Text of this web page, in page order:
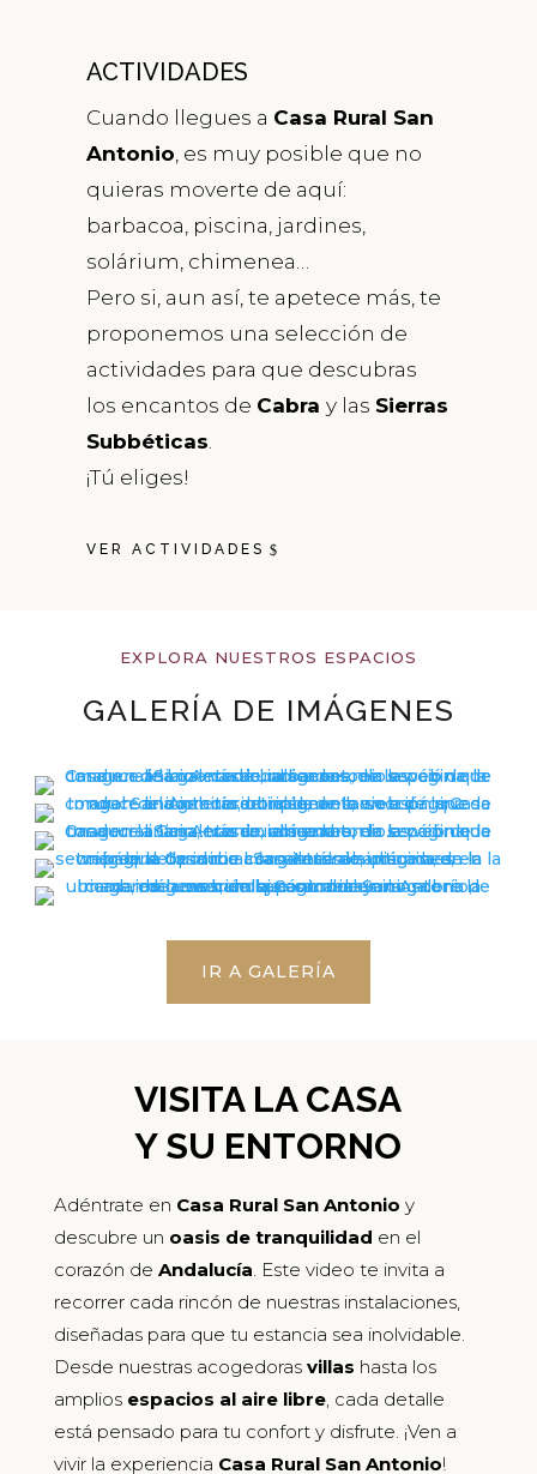
ACTIVIDADES
Cuando llegues a Casa Rural San
Antonio, es muy posible que no
quieras moverte de aquí:
barbacoa, piscina, jardines,
solárium, chimenea…
Pero si, aun así, te apetece más, te
proponemos una selección de
actividades para que descubras
los encantos de Cabray las Sierras
Subbéticas.
¡Tú eliges!
VER ACTIVIDADES
EXPLORA NUESTROS ESPACIOS
GALERÍA DE IMÁGENES
IR A GALERÍA
VISITA LA CASA
Y SU ENTORNO
Adéntrate en Casa Rural San Antonio y
descubre un oasis de tranquilidad en el
corazón de Andalucía. Este video te invita a
recorrer cada rincón de nuestras instalaciones,
diseñadas para que tu estancia sea inolvidable.
Desde nuestras acogedoras villas hasta los
amplios espacios al aire libre, cada detalle
está pensado para tu confort y disfrute. ¡Ven a
vivir la experiencia Casa Rural San Antonio!